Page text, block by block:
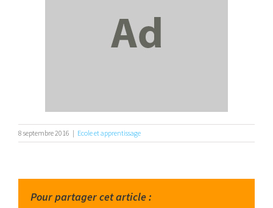
8 septembre 2016 | Ecole et apprentissage
Pour partager cet article :